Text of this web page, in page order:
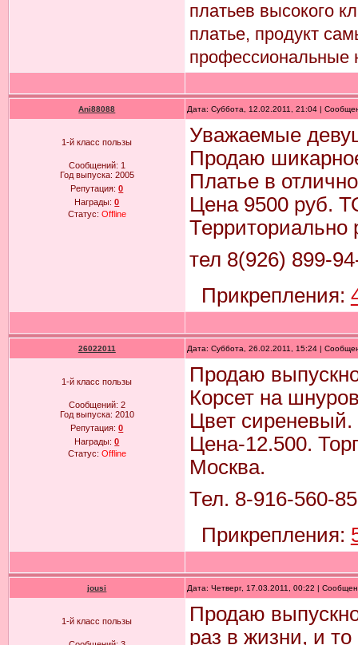
платьев высокого
платье, продукт
профессиональные
Ani88088 Дата: Суббота, 12.02.2011, 21:04 |
1-й класс пользы
Сообщений: 1
Год выпуска: 2005
Репутация:0
Награды:0
Статус: Offline
Уважаемые
Продаю
Платье в
Цена 9500 руб.
Территориально
тел 8(926) 899-
Прикрепления:
26022011 Дата: Суббота, 26.02.2011, 15:24 |
1-й класс пользы
Сообщений: 2
Год выпуска: 2010
Репутация:0
Награды:0
Статус: Offline
Продаю
Корсет на
Цвет сиреневый.
Цена-12.500.
Москва.
Тел. 8-916-560-
Прикрепления:
jousi Дата: Четверг, 17.03.2011, 00:22 |
1-й класс пользы
Продаю
раз в жизни, и то